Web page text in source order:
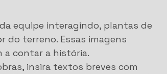
equipe interagindo, plantas de
do terreno. Essas imagens
a contar a história.
insira textos breves com